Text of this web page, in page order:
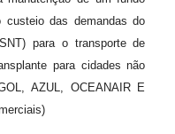
custeio das demandas do
para o transporte de
para cidades não
AZUL, OCEANAIR E